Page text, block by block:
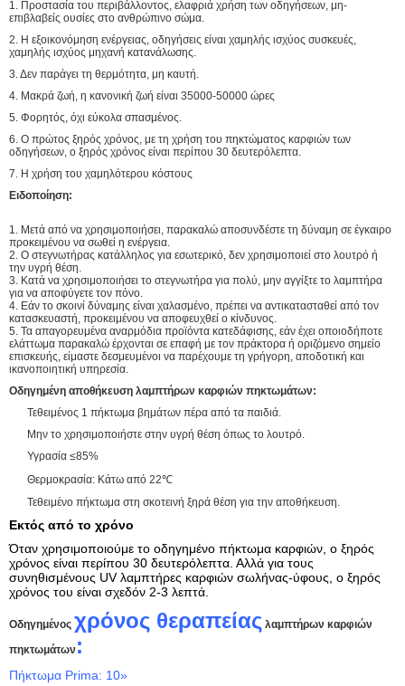
1. Προστασία του περιβάλλοντος, ελαφριά χρήση των οδηγήσεων, μη-
επιβλαβείς ουσίες στο ανθρώπινο σώμα.
2. Η εξοικονόμηση ενέργειας, οδηγήσεις είναι χαμηλής ισχύος συσκευές,
χαμηλής ισχύος μηχανή κατανάλωσης.
3. Δεν παράγει τη θερμότητα, μη καυτή.
4. Μακρά ζωή, η κανονική ζωή είναι 35000-50000 ώρες
5. Φορητός, όχι εύκολα σπασμένος.
6. Ο πρώτος ξηρός χρόνος, με τη χρήση του πηκτώματος καρφιών των
οδηγήσεων, ο ξηρός χρόνος είναι περίπου 30 δευτερόλεπτα.
7. Η χρήση του χαμηλότερου κόστους
Ειδοποίηση:
1. Μετά από να χρησιμοποιήσει, παρακαλώ αποσυνδέστε τη δύναμη σε έγκαιρο
προκειμένου να σωθεί η ενέργεια.
2. Ο στεγνωτήρας κατάλληλος για εσωτερικό, δεν χρησιμοποιεί στο λουτρό ή
την υγρή θέση.
3. Κατά να χρησιμοποιήσει το στεγνωτήρα για πολύ, μην αγγίξτε το λαμπτήρα
για να αποφύγετε τον πόνο.
4. Εάν το σκοινί δύναμης είναι χαλασμένο, πρέπει να αντικατασταθεί από τον
κατασκευαστή, προκειμένου να αποφευχθεί ο κίνδυνος.
5. Τα απαγορευμένα αναρμόδια προϊόντα κατεδάφισης, εάν έχει οποιοδήποτε
ελάττωμα παρακαλώ έρχονται σε επαφή με τον πράκτορα ή οριζόμενο σημείο
επισκευής, είμαστε δεσμευμένοι να παρέχουμε τη γρήγορη, αποδοτική και
ικανοποιητική υπηρεσία.
Οδηγημένη αποθήκευση λαμπτήρων καρφιών πηκτωμάτων:
Τεθειμένος 1 πήκτωμα βημάτων πέρα από τα παιδιά.
Μην το χρησιμοποιήστε στην υγρή θέση όπως το λουτρό.
Υγρασία ≤85%
Θερμοκρασία: Κάτω από 22℃
Τεθειμένο πήκτωμα στη σκοτεινή ξηρά θέση για την αποθήκευση.
Εκτός από το χρόνο
Όταν χρησιμοποιούμε το οδηγημένο πήκτωμα καρφιών, ο ξηρός
χρόνος είναι περίπου 30 δευτερόλεπτα. Αλλά για τους
συνηθισμένους UV λαμπτήρες καρφιών σωλήνας-ύφους, ο ξηρός
χρόνος του είναι σχεδόν 2-3 λεπτά.
Οδηγημένος χρόνος θεραπείας λαμπτήρων καρφιών
πηκτωμάτων :
Πήκτωμα Prima: 10»